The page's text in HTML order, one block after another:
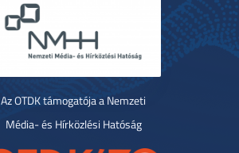
Az OTDK támogatója a Nemzeti
Média- és Hírközlési Hatóság